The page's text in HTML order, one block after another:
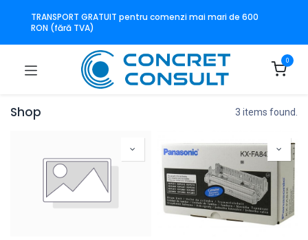
TRANSPORT GRATUIT pentru comenzi mai mari de 600
RON (fără TVA)
0
Shop 3 items found.